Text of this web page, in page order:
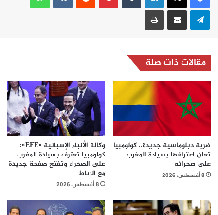
تيلقرام مشاركة عبر البريد طباعة
مقالات ذات صلة
ضربة دبلوماسية جديدة.. كولومبيا
تعلن اعترافها بسيادة المغرب
على صحرائه
8 أغسطس، 2026
وكالة الأنباء الإسبانية «EFE»:
كولومبيا تعترف بسيادة المغرب
على الصحراء وتفتح صفحة جديدة
مع الرباط
8 أغسطس، 2026